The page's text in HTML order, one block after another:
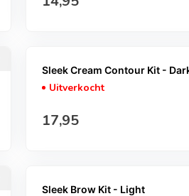
Sleek Cream Contour Kit -
Uitverkocht
Normale prijs
17,95
Sleek Brow Kit - Light